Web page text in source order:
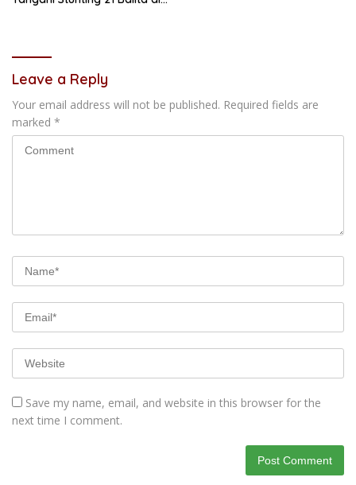
Leave a Reply
Your email address will not be published. Required fields are
marked *
Save my name, email, and website in this browser for the
next time I comment.